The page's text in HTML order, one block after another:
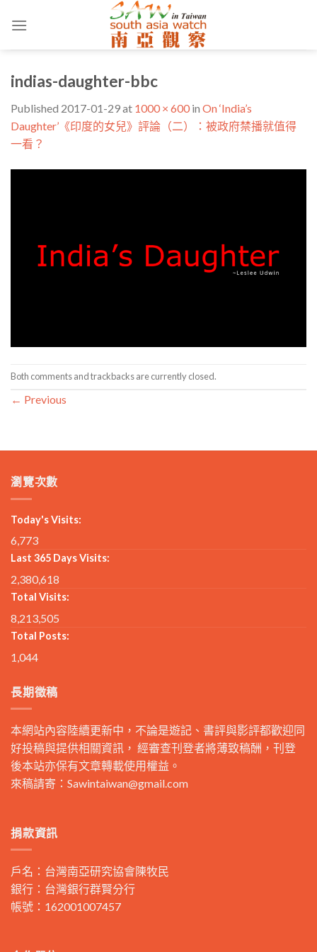
indias-daughter-bbc
Published 2017-01-29at 1000 × 600 in On ‘India’s
Daughter’《印度的女兒》評論（二）：被政府禁播就值得
一看？
Both comments and trackbacks are currently closed.
← Previous
瀏覽次數
Today's Visits:
6,773
Last 365 Days Visits:
2,380,618
Total Visits:
8,213,505
Total Posts:
1,044
長期徵稿
本網站內容陸續更新中，不論是遊記、書評與影評都歡迎同
好投稿與提供相關資訊， 經審查刊登者將薄致稿酬，刊登
後本站亦保有文章轉載使用權益。
來稿請寄： Sawintaiwan@gmail.com
捐款資訊
戶名：台灣南亞研究協會陳牧民
銀行：台灣銀行群賢分行
帳號：162001007457